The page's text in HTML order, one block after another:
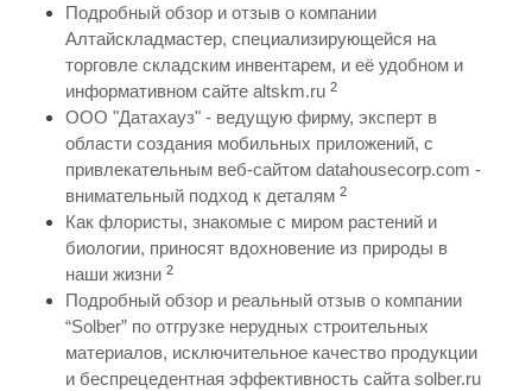
Подробный обзор и отзыв о компании
Алтайскладмастер, специализирующейся на
торговле складским инвентарем, и её удобном и
информативном сайте altskm.ru 2
ООО "Датахауз" - ведущую фирму, эксперт в
области создания мобильных приложений, с
привлекательным веб-сайтом datahousecorp.com -
внимательный подход к деталям 2
Как флористы, знакомые с миром растений и
биологии, приносят вдохновение из природы в
наши жизни 2
Подробный обзор и реальный отзыв о компании
“Solber” по отгрузке нерудных строительных
материалов, исключительное качество продукции
и беспрецедентная эффективность сайта solber.ru